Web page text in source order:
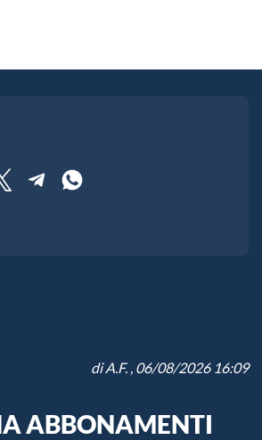
diA.F., 06/08/2026 16:09
ABBONAMENTI